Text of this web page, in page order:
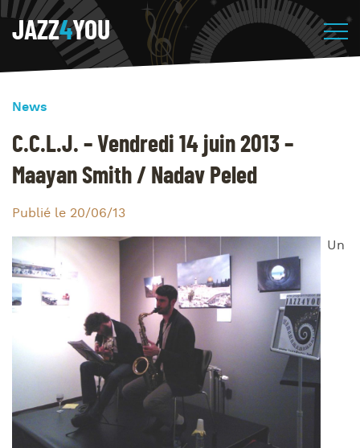
JAZZ4YOU
News
C.C.L.J. – Vendredi 14 juin 2013 –
Maayan Smith / Nadav Peled
Publié le 20/06/13
Un